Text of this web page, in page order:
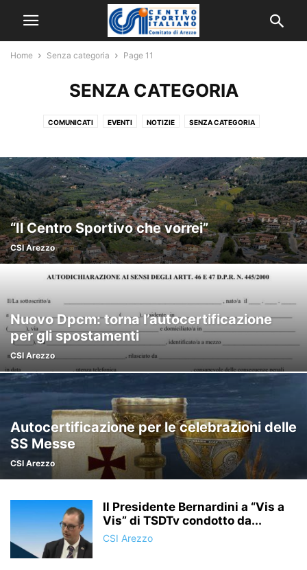
Home Senza categoria Page 11
SENZA CATEGORIA
COMUNICATI EVENTI NOTIZIE SENZA CATEGORIA
“Il Centro Sportivo che vorrei”
CSI Arezzo
Nuovo Dpcm: torna l’autocertificazione
per gli spostamenti
CSI Arezzo
Autocertificazione per le celebrazioni delle
SS Messe
CSI Arezzo
Il Presidente Bernardini a “Vis a
Vis” di TSDTv condotto da...
CSI Arezzo